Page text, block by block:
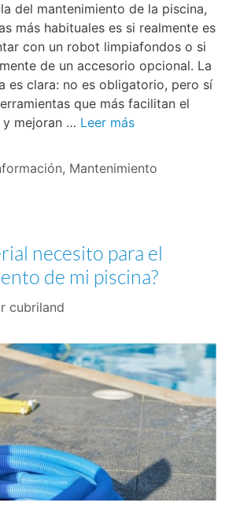
del mantenimiento de la piscina,
más habituales es si realmente es
con un robot limpiafondos o si
de un accesorio opcional. La
es clara: no es obligatorio, pero sí
que más facilitan el
y mejoran … Leer más
, Mantenimiento
necesito para el
de mi piscina?
cubriland